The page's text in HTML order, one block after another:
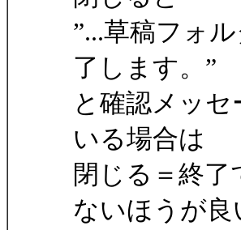
”...草稿フォ
了します。”
と確認メッ
いる場合は
閉じる＝終
ないほうが良